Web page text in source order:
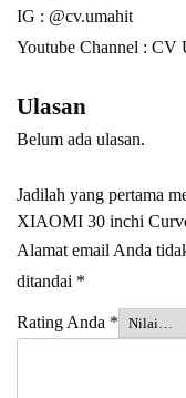
IG : @cv.umahit
Youtube Channel : CV
Ulasan
Belum ada ulasan.
Jadilah yang pertama
XIAOMI 30 inchi
Alamat email Anda
ditandai *
Rating Anda *